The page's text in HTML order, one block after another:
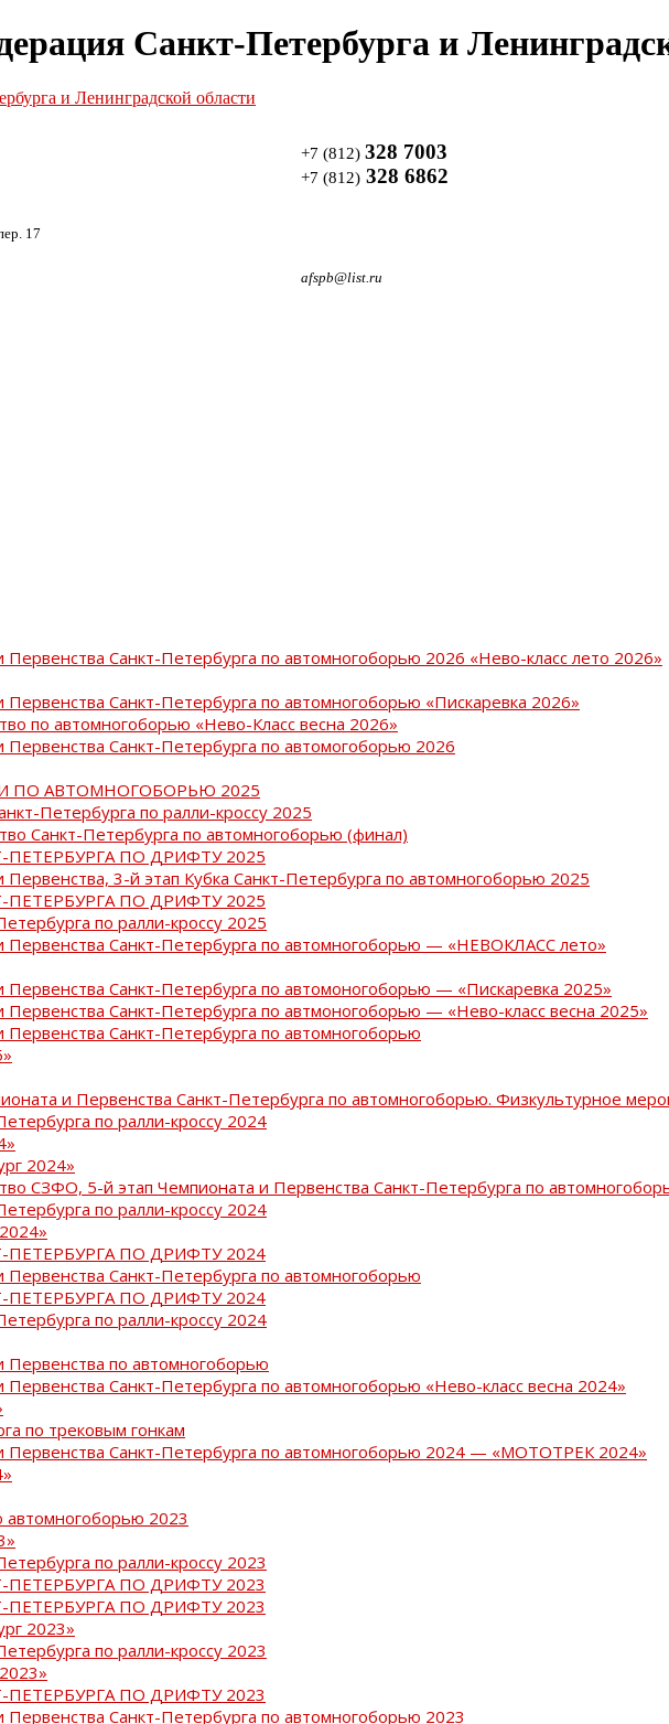
Санкт-Петербурга и
17
+7 (812) 328 7003
+7 (812) 328 6862
afspb@list.ru
Первенства Санкт-Петербурга по автомногоборью 2026 «Нево-класс лето 2026»
Первенства Санкт-Петербурга по автомногоборью «Пискаревка 2026»
по автомногоборью «Нево-Класс весна 2026»
Первенства Санкт-Петербурга по автомогоборью 2026
ПО АВТОМНОГОБОРЬЮ 2025
Петербурга по ралли-кроссу 2025
Санкт-Петербурга по автомногоборью (финал)
ПЕТЕРБУРГА ПО ДРИФТУ 2025
Первенства, 3-й этап Кубка Санкт-Петербурга по автомногоборью 2025
ПЕТЕРБУРГА ПО ДРИФТУ 2025
по ралли-кроссу 2025
Первенства Санкт-Петербурга по автомногоборью — «НЕВОКЛАСС лето»
Первенства Санкт-Петербурга по автомоногоборью — «Пискаревка 2025»
Первенства Санкт-Петербурга по автмоногоборью — «Нево-класс весна 2025»
Первенства Санкт-Петербурга по автомногоборью
и Первенства Санкт-Петербурга по автомногоборью. Физкультурное
по ралли-кроссу 2024
2024»
СЗФО, 5-й этап Чемпионата и Первенства Санкт-Петербурга по
по ралли-кроссу 2024
ПЕТЕРБУРГА ПО ДРИФТУ 2024
Первенства Санкт-Петербурга по автомногоборью
ПЕТЕРБУРГА ПО ДРИФТУ 2024
по ралли-кроссу 2024
Первенства по автомногоборью
Первенства Санкт-Петербурга по автомногоборью «Нево-класс весна 2024»
по трековым гонкам
Первенства Санкт-Петербурга по автомногоборью 2024 — «МОТОТРЕК 2024»
автомногоборью 2023
по ралли-кроссу 2023
ПЕТЕРБУРГА ПО ДРИФТУ 2023
ПЕТЕРБУРГА ПО ДРИФТУ 2023
2023»
по ралли-кроссу 2023
ПЕТЕРБУРГА ПО ДРИФТУ 2023
Первенства Санкт-Петербурга по автомногоборью 2023